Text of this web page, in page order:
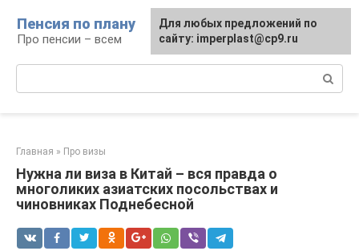
контенту
Пенсия по плану
Про пенсии – всем
Главная » Про визы
Нужна ли виза в Китай – вся правда о
многоликих азиатских посольствах и
чиновниках Поднебесной
Для любых предложений по
сайту: imperplast@cp9.ru